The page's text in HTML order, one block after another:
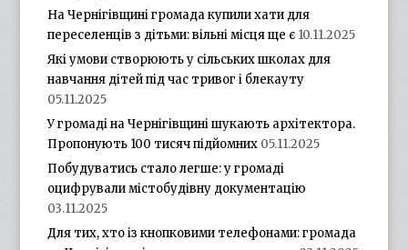
На Чернігівщині громада купили хати для
переселенців з дітьми: вільні місця ще є 10.11.2025
Які умови створюють у сільських школах для
навчання дітей під час тривог і блекауту
05.11.2025
У громаді на Чернігівщині шукають архітектора.
Пропонують 100 тисяч підйомних 05.11.2025
Побудуватись стало легше: у громаді
оцифрували містобудівну документацію
03.11.2025
Для тих, хто із кнопковими телефонами: громада